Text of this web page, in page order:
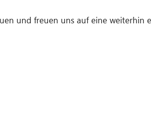
und freuen uns auf eine weiterhin